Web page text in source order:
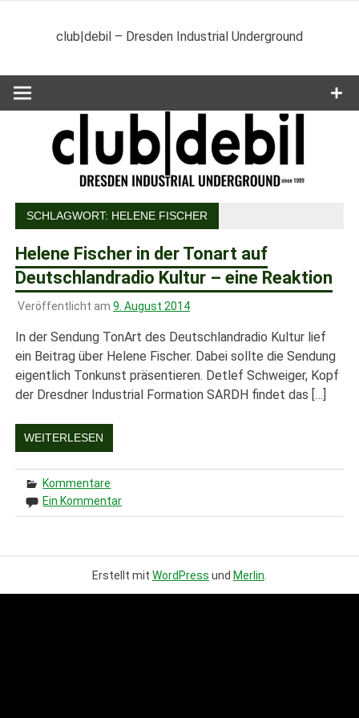
club|debil – Dresden Industrial Underground
SCHLAGWORT: HELENE FISCHER
Helene Fischer in der Tonart auf
Deutschlandradio Kultur – eine Reaktion
Veröffentlicht am 9. August 2014
In der Sendung TonArt des Deutschlandradio Kultur lief
ein Beitrag über Helene Fischer. Dabei sollte die Sendung
eigentlich Tonkunst präsentieren. Detlef Schweiger, Kopf
der Dresdner Industrial Formation SARDH findet das […]
WEITERLESEN
Kommentare
Ein Kommentar
Erstellt mit WordPress und Merlin